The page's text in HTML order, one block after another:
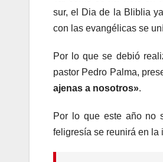
sur, el Dia de la Bliblia
con las evangélicas se
Por lo que se debió
pastor Pedro Palma,
ajenas a nosotros».
Por lo que este año no
feligresía se reunirá en la